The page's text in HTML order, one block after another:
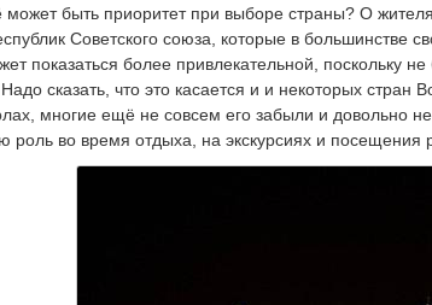
быть приоритет при выборе страны? О
Советского союза, которые в большинстве
показаться более привлекательной, поскольку
сказать, что это касается и и некоторых
многие ещё не совсем его забыли и довольно
роль во время отдыха, на экскурсиях и посещения